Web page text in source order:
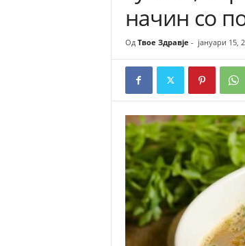
начин со
Од Твое Здравје - јануари 15,